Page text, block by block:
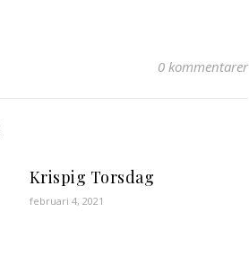
0 kommentarer
Krispig Torsdag
februari 4, 2021